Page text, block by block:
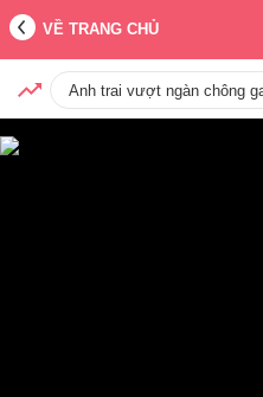
VỀ TRANG CHỦ
Anh trai vượt ngàn chông